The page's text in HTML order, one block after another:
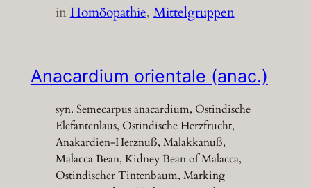
inHomöopathie, Mittelgruppen
Anacardium orientale (anac.)
syn. Semecarpus anacardium, Ostindische
Elefantenlaus, Ostindische Herzfrucht,
Anakardien-Herznuß, Malakkanuß,
Malacca Bean, Kidney Bean of Malacca,
Ostindischer Tintenbaum, Marking